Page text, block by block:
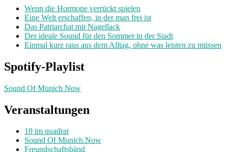
Wenn die Hormone verrückt spielen
Eine Welt erschaffen, in der man frei ist
Das Patriarchat mit Nagellack
Der ideale Sound für den Sommer in der Stadt
Einmal kurz raus aus dem Alltag, ohne was leisten zu müssen
Spotify-Playlist
Sound Of Munich Now
Veranstaltungen
10 im quadrat
Sound Of Munich Now
Freundschaftsbänd